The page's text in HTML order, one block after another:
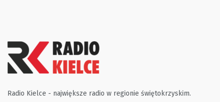
Radio Kielce - największe radio w regionie świętokrzyskim.